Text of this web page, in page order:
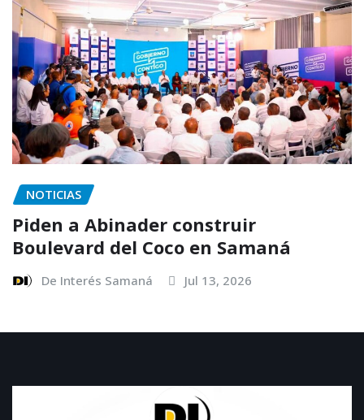
NOTICIAS
Piden a Abinader construir
Boulevard del Coco en Samaná
De Interés Samaná Jul 13, 2026